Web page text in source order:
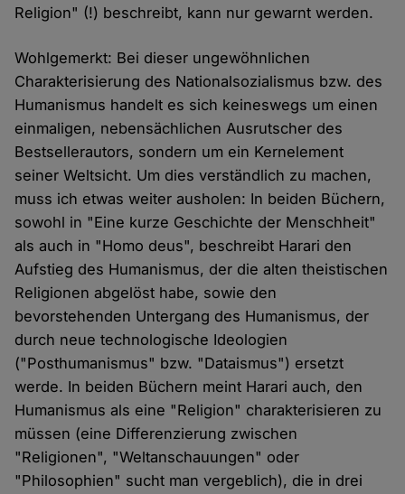
Religion" (!) beschreibt, kann nur gewarnt werden.
Wohlgemerkt: Bei dieser ungewöhnlichen
Charakterisierung des Nationalsozialismus bzw. des
Humanismus handelt es sich keineswegs um einen
einmaligen, nebensächlichen Ausrutscher des
Bestsellerautors, sondern um ein Kernelement
seiner Weltsicht. Um dies verständlich zu machen,
muss ich etwas weiter ausholen: In beiden Büchern,
sowohl in "Eine kurze Geschichte der Menschheit"
als auch in "Homo deus", beschreibt Harari den
Aufstieg des Humanismus, der die alten theistischen
Religionen abgelöst habe, sowie den
bevorstehenden Untergang des Humanismus, der
durch neue technologische Ideologien
("Posthumanismus" bzw. "Dataismus") ersetzt
werde. In beiden Büchern meint Harari auch, den
Humanismus als eine "Religion" charakterisieren zu
müssen (eine Differenzierung zwischen
"Religionen", "Weltanschauungen" oder
"Philosophien" sucht man vergeblich), die in drei